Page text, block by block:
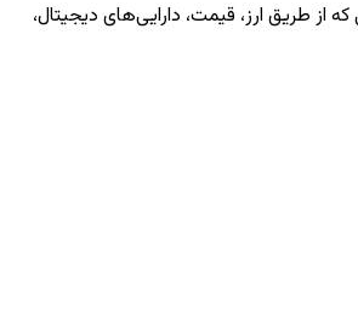
از طریق ارز، قیمت، دارایی‌های دیجیتال،